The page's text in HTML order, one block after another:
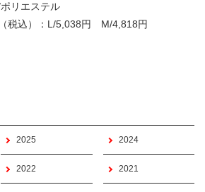
リエステル
税込）：L/5,038円 M/4,818円
2025 2024
2022 2021